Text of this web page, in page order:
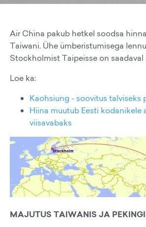
Air China pakub hetkel soodsa
Taiwani. Ühe ümberistumisega
Stockholmist Taipeisse on saadaval
Loe ka:
Kaohsiung - soovitus talviseks
Hiina muutub Eesti kodanikele
viisavabaks
MAJUTUS TAIWANIS JA